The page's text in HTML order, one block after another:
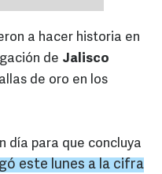
a hacer historia en
de Jalisco
de oro en los
día para que concluya
este lunes a la cifra